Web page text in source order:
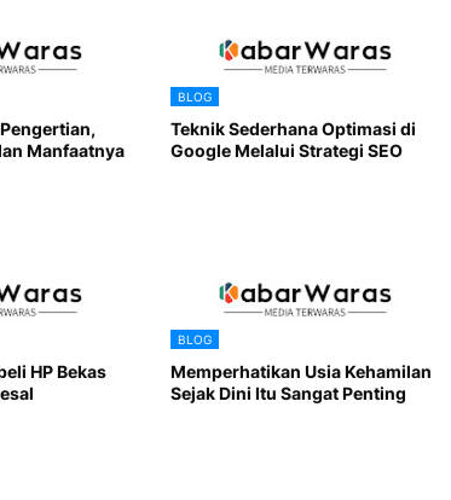
Manfaatnya
BLOG
Teknik Sederhana Optimasi di
Google Melalui Strategi SEO
HP Bekas
BLOG
Memperhatikan Usia Kehamilan
Sejak Dini Itu Sangat Penting